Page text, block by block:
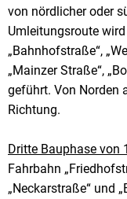
von nördlicher oder
Umleitungsroute
„Bahnhofstraße“,
„Mainzer Straße“,
geführt. Von Norden
Richtung.
Dritte Bauphase von
Fahrbahn
„Neckarstraße“ und